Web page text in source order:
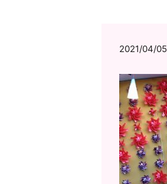
2021/04/05